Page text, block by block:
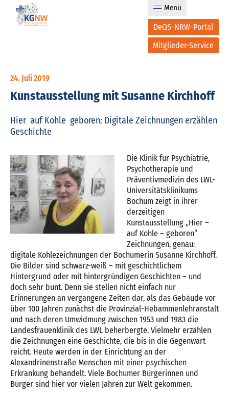
DeQS-NRW-Portal
Mitglieder-Service
Menü
24. Juli 2019
Kunstausstellung mit Susanne Kirchhoff
Hier  auf Kohle  geboren: Digitale Zeichnungen erzählen
Geschichte
Die Klinik für Psychiatrie,
Psychotherapie und
Präventivmedizin des LWL-
Universitätsklinikums
Bochum zeigt in ihrer
derzeitigen
Kunstausstellung „Hier –
auf Kohle – geboren“
Zeichnungen, genau:
digitale Kohlezeichnungen der Bochumerin Susanne Kirchhoff.
Die Bilder sind schwarz-weiß – mit geschichtlichem
Hintergrund oder mit hintergründigen Geschichten – und
doch sehr bunt. Denn sie stellen nicht einfach nur
Erinnerungen an vergangene Zeiten dar, als das Gebäude vor
über 100 Jahren zunächst die Provinzial-Hebammenlehranstalt
und nach deren Umwidmung zwischen 1953 und 1983 die
Landesfrauenklinik des LWL beherbergte. Vielmehr erzählen
die Zeichnungen eine Geschichte, die bis in die Gegenwart
reicht. Heute werden in der Einrichtung an der
Alexandrinenstraße Menschen mit einer psychischen
Erkrankung behandelt. Viele Bochumer Bürgerinnen und
Bürger sind hier vor vielen Jahren zur Welt gekommen.